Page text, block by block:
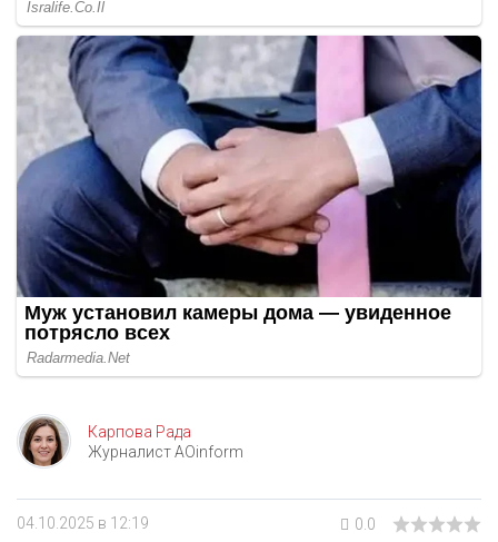
Карпова Рада
Журналист AOinform
04.10.2025 в 12:19 0.0